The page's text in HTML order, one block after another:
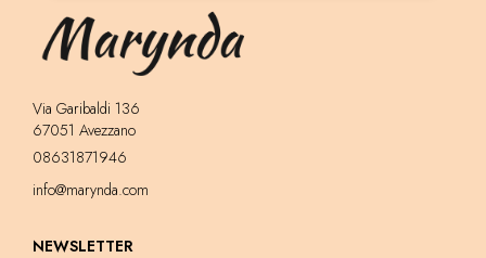
Via Garibaldi 136
67051 Avezzano
08631871946
info@marynda.com
NEWSLETTER